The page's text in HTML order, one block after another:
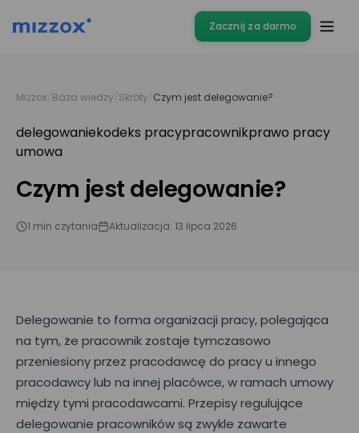
Zacznij za darmo
Mizzox Baza wiedzy Skróty Czym jest delegowanie?
delegowaniekodeks pracypracownikprawo pracy
umowa
Czym jest delegowanie?
1 min czytania Aktualizacja: 13 lipca 2026
Delegowanie to forma organizacji pracy, polegająca
na tym, że pracownik zostaje tymczasowo
przeniesiony przez pracodawcę do pracy u innego
pracodawcy lub na innej placówce, w ramach umowy
między tymi pracodawcami. Przepisy regulujące
delegowanie pracowników są zwykle zawarte